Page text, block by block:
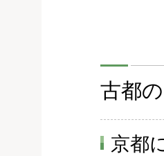
古都
京都